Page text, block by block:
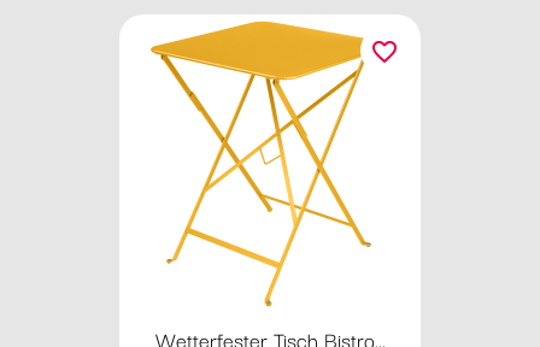
Wetterfester Tisch Bistro...
favorite_border